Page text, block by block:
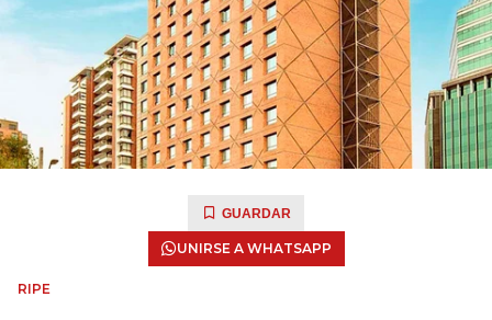
GUARDAR
UNIRSE A WHATSAPP
RIPE